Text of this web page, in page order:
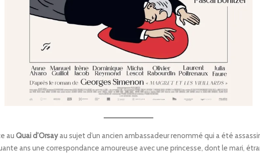
au Quai d’Orsayau sujet d’un ancien ambassadeur renommé qui a été
ans une correspondance amoureuse avec une princesse, dont le mari,